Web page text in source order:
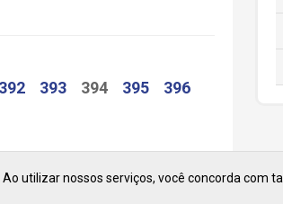
392 393 394 395
396
utilizar nossos serviços, você concorda com tal